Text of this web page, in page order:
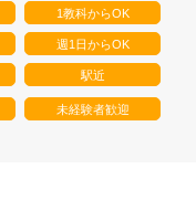
1教科からOK
週1日からOK
駅近
未経験者歓迎